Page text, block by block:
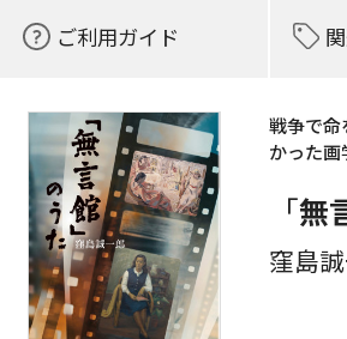
ご利用ガイド
戦争で命
かった画
「
窪島